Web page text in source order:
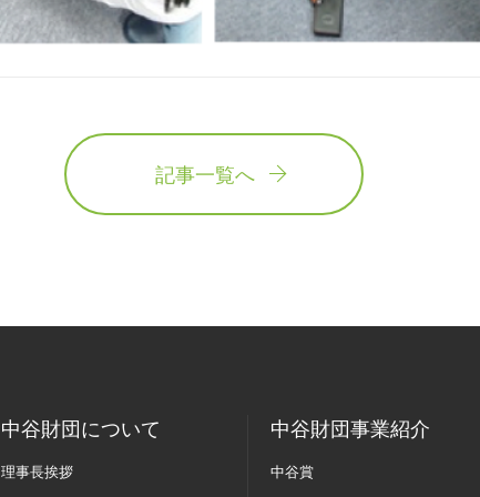
記事一覧へ
中谷財団について
理事長挨拶
中谷財団事業紹介
中谷賞